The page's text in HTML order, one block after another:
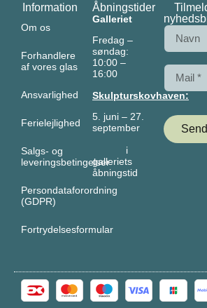
Information
Om os
Forhandlere
af vores glas
Ansvarlighed
Ferielejlighed
Salgs- og
leveringsbetingelser
Persondataforordning
(GDPR)
Fortrydelsesformular
Åbningstider
Galleriet
Fredag –
søndag:
10:00 –
16:00
Skulpturskovhaven:
5. juni – 27.
september
i
galleriets
åbningstid
Send